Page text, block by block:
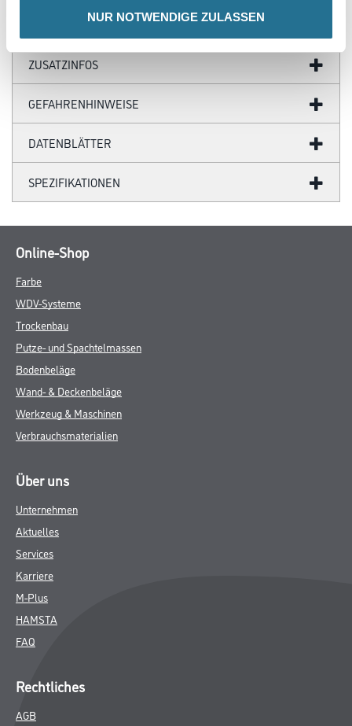
NUR NOTWENDIGE ZULASSEN
ZUSATZINFOS
GEFAHRENHINWEISE
DATENBLÄTTER
SPEZIFIKATIONEN
Online-Shop
Farbe
WDV-Systeme
Trockenbau
Putze- und Spachtelmassen
Bodenbeläge
Wand- & Deckenbeläge
Werkzeug & Maschinen
Verbrauchsmaterialien
Über uns
Unternehmen
Aktuelles
Services
Karriere
M-Plus
HAMSTA
FAQ
Rechtliches
AGB